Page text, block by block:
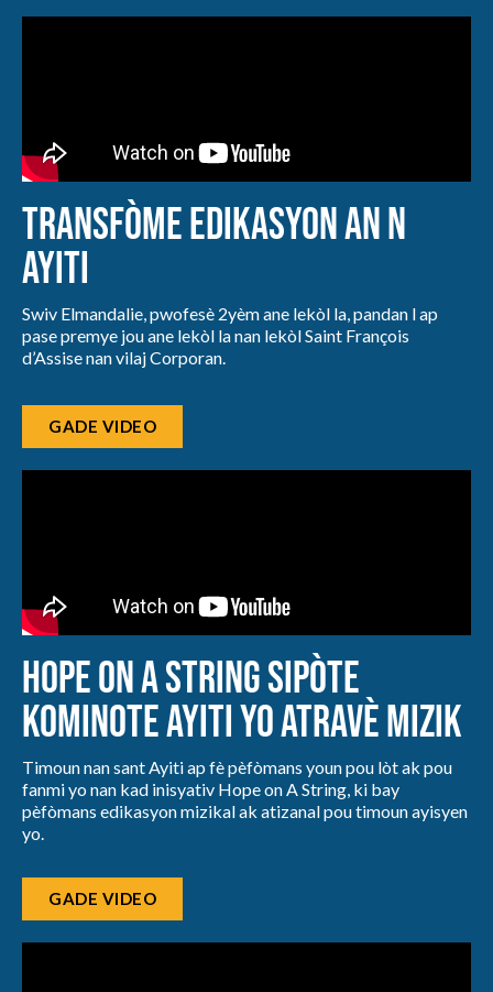
Transfòme Edikasyon an n
Ayiti
Swiv Elmandalie, pwofesè 2yèm ane lekòl la, pandan l ap
pase premye jou ane lekòl la nan lekòl Saint François
d’Assise nan vilaj Corporan.
GADE VIDEO
Hope on A String sipòte
kominote Ayiti yo atravè mizik
Timoun nan sant Ayiti ap fè pèfòmans youn pou lòt ak pou
fanmi yo nan kad inisyativ Hope on A String, ki bay
pèfòmans edikasyon mizikal ak atizanal pou timoun ayisyen
yo.
GADE VIDEO